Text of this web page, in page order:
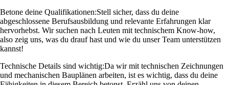
Betone deine Qualifikationen:Stell sicher, dass du deine
abgeschlossene Berufsausbildung und relevante Erfahrungen klar
hervorhebst. Wir suchen nach Leuten mit technischem Know-how,
also zeig uns, was du drauf hast und wie du unser Team unterstützen
kannst!
Technische Details sind wichtig:Da wir mit technischen Zeichnungen
und mechanischen Bauplänen arbeiten, ist es wichtig, dass du deine